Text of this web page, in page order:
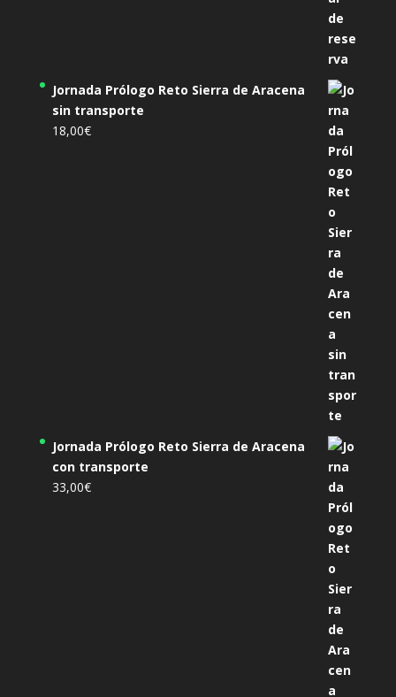
Jornada Prólogo Reto Sierra de Aracena
sin transporte
18,00€
Jornada Prólogo Reto Sierra de Aracena
con transporte
33,00€